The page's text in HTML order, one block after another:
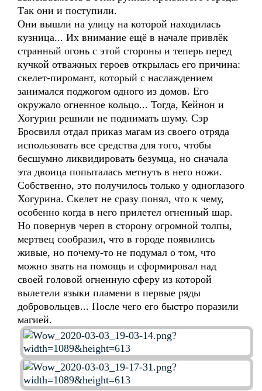
Так они и поступили.
Они вышли на улицу на которой находилась
кузница... Их внимание ещё в начале привлёк
странный огонь с этой стороны и теперь перед
кучкой отважных героев открылась его причина:
скелет-пиромант, который с наслаждением
занимался поджогом одного из домов. Его
окружало огненное кольцо... Тогда, Кейнон и
Хогурин решили не поднимать шуму. Сэр
Бросвилл отдал приказ магам из своего отряда
использовать все средства для того, чтобы
бесшумно ликвидировать безумца, но сначала
эта двоица попыталась метнуть в него ножи.
Собственно, это получилось только у одноглазого
Хогурина. Скелет не сразу понял, что к чему,
особенно когда в него прилетел огненный шар.
Но повернув череп в сторону огромной толпы,
мертвец сообразил, что в городе появились
живые, но почему-то не подумал о том, что
можно звать на помощь и сформировал над
своей головой огненную сферу из которой
вылетели языки пламени в первые ряды
добровольцев... После чего его быстро поразили
магией.